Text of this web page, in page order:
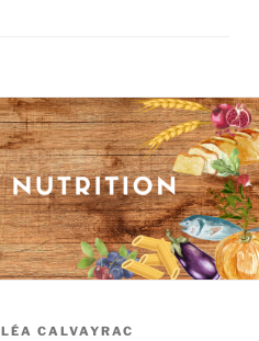
LÉA CALVAYRAC